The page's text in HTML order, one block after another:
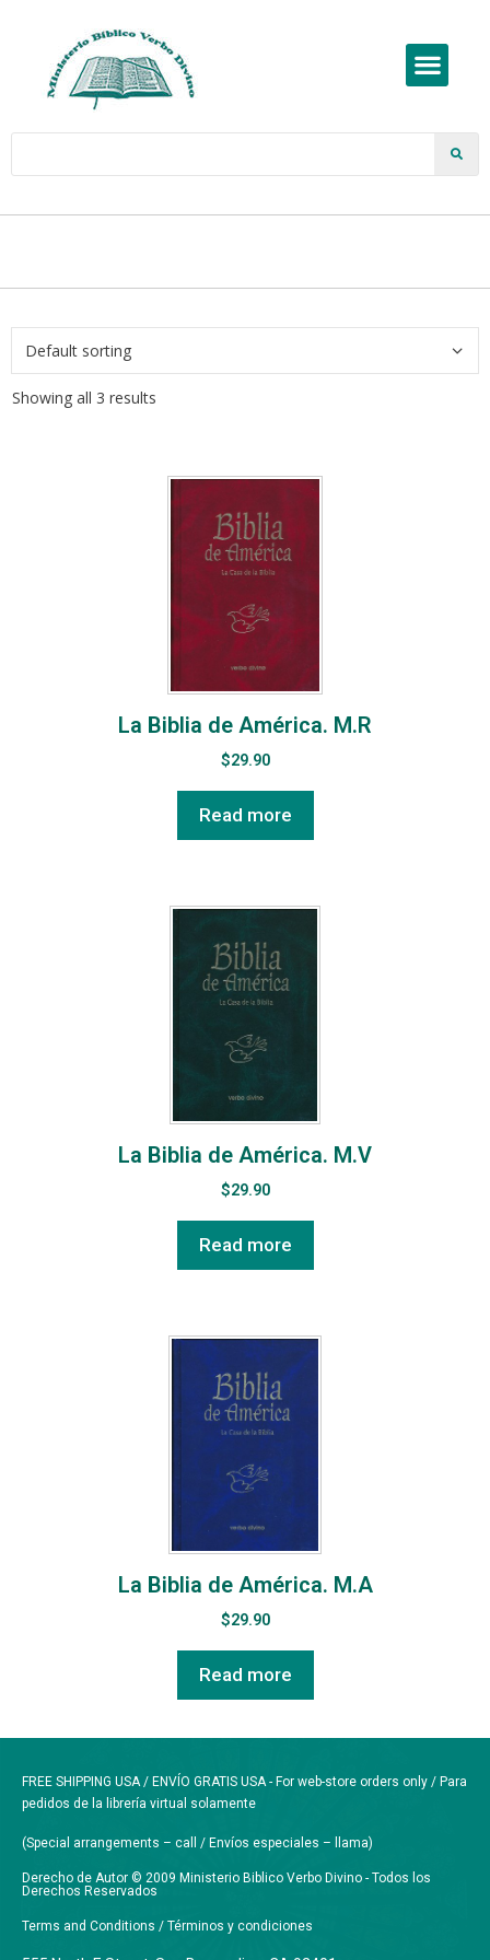
Showing all 3 results
La Biblia de América. M.R
$29.90
Read more
La Biblia de América. M.V
$29.90
Read more
La Biblia de América. M.A
$29.90
Read more
FREE SHIPPING USA / ENVÍO GRATIS USA - For web-store orders only / Para
pedidos de la librería virtual solamente
(Special arrangements – call / Envíos especiales – llama)
Derecho de Autor © 2009 Ministerio Biblico Verbo Divino - Todos los
Derechos Reservados
Terms and Conditions / Términos y condiciones